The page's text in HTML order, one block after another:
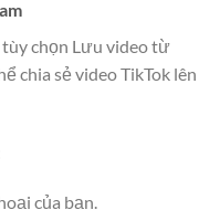
chọn Lưu video từ
chia sẻ video TikTok lên
của bạn.